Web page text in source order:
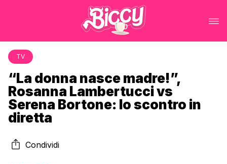
TV
“La donna nasce madre!”,
Rosanna Lambertucci vs
Serena Bortone: lo scontro in
diretta
Condividi